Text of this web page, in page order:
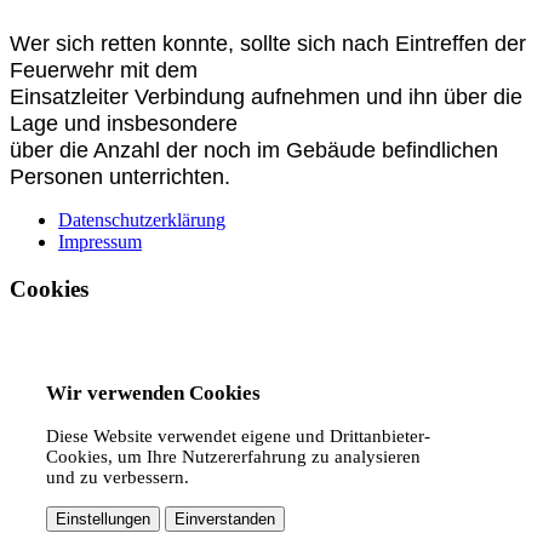
Wer sich retten konnte, sollte sich nach Eintreffen der
Feuerwehr mit dem
Einsatzleiter Verbindung aufnehmen und ihn über die
Lage und insbesondere
über die Anzahl der noch im Gebäude befindlichen
Personen unterrichten.
Datenschutzerklärung
Impressum
Cookies
Wir verwenden Cookies
Diese Website verwendet eigene und Drittanbieter-
Cookies, um Ihre Nutzererfahrung zu analysieren
und zu verbessern.
Einstellungen Einverstanden